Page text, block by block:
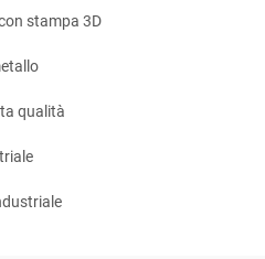
stampa 3D
qualità